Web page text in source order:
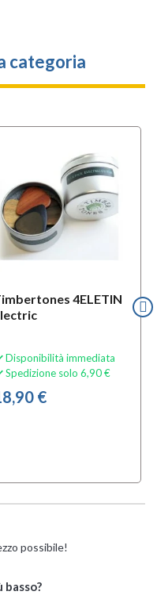
categoria
4ELETIN
Disponibilità immediata
Spedizione solo 6,90 €
€
possibile!